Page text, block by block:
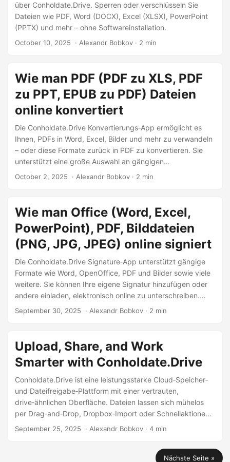
über Conholdate.Drive. Sperren oder verschlüsseln Sie
Dateien wie PDF, Word (DOCX), Excel (XLSX), PowerPoint
(PPTX) und mehr – ohne Softwareinstallation.
October 10, 2025 ‎ · Alexandr Bobkov · 2 min
Wie man PDF (PDF zu XLS, PDF
zu PPT, EPUB zu PDF) Dateien
online konvertiert
Die Conholdate.Drive Konvertierungs‑App ermöglicht es
Ihnen, PDFs in Word, Excel, Bilder und mehr zu verwandeln
– oder diese Formate zurück in PDF zu konvertieren. Sie
unterstützt eine große Auswahl an gängigen
Konvertierungspaaren. Nach der Verarbeitung ist Ihre
October 2, 2025 ‎ · Alexandr Bobkov · 2 min
Wie man Office (Word, Excel,
PowerPoint), PDF, Bilddateien
(PNG, JPG, JPEG) online signiert
Die Conholdate.Drive Signature‑App unterstützt gängige
Formate wie Word, OpenOffice, PDF und Bilder sowie viele
weitere. Sie können Ihre eigene Signatur hinzufügen oder
andere einladen, elektronisch online zu unterschreiben.
Nach Abschluss ist die signierte Datei sofort zum Download
September 30, 2025 ‎ · Alexandr Bobkov · 2 min
Upload, Share, and Work
Smarter with Conholdate.Drive
Conholdate.Drive ist eine leistungsstarke Cloud‑Speicher‑
und Dateifreigabe‑Plattform mit einer vertrauten,
drive‑ähnlichen Oberfläche. Dateien lassen sich mühelos
per Drag‑and‑Drop, Dropbox‑Import oder Schnellaktionen
hochladen und dank integrierter Apps zum Anzeigen,
Dokumenten gemeinsam nutzen. Mit erweiterten
Werkzeugen wie Dateitranslation, KI‑Zusammenfassungen,
September 25, 2025 ‎ · Alexandr Bobkov · 4 min
Nächste Seite »